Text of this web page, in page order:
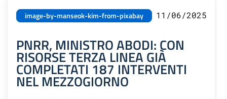
image-by-manseok-kim-from-pixabay 11/06/2025
PNRR, MINISTRO ABODI: CON
RISORSE TERZA LINEA GIÀ
COMPLETATI 187 INTERVENTI
NEL MEZZOGIORNO